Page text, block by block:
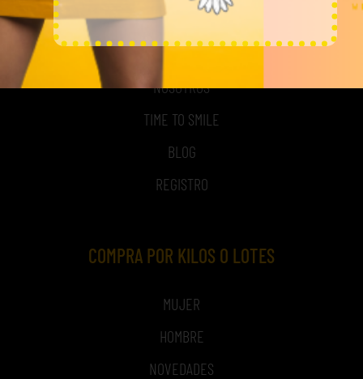
MI CUENTA
ACCESO A MI CUENTA
NOSOTROS
TIME TO SMILE
BLOG
REGISTRO
COMPRA POR KILOS O LOTES
MUJER
HOMBRE
NOVEDADES